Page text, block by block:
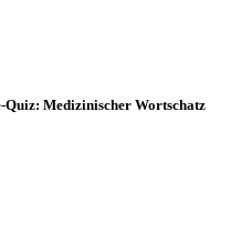
Medizinischer Wortschatz